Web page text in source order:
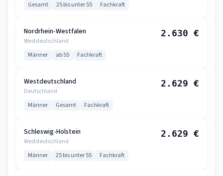
Gesamt 25 bis unter 55 Fachkraft
Nordrhein-Westfalen
Westdeutschland
2.630 €
Männer ab 55 Fachkraft
Westdeutschland
Deutschland
2.629 €
Männer Gesamt Fachkraft
Schleswig-Holstein
Westdeutschland
2.629 €
Männer 25 bis unter 55 Fachkraft